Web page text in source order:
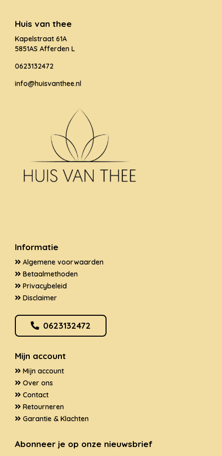
Huis van thee
Kapelstraat 61A
5851AS Afferden L
0623132472
info@huisvanthee.nl
Informatie
Algemene voorwaarden
Betaalmethoden
Privacybeleid
Disclaimer
0623132472
Mijn account
Mijn account
Over ons
Contact
Retourneren
Garantie & Klachten
Abonneer je op onze nieuwsbrief